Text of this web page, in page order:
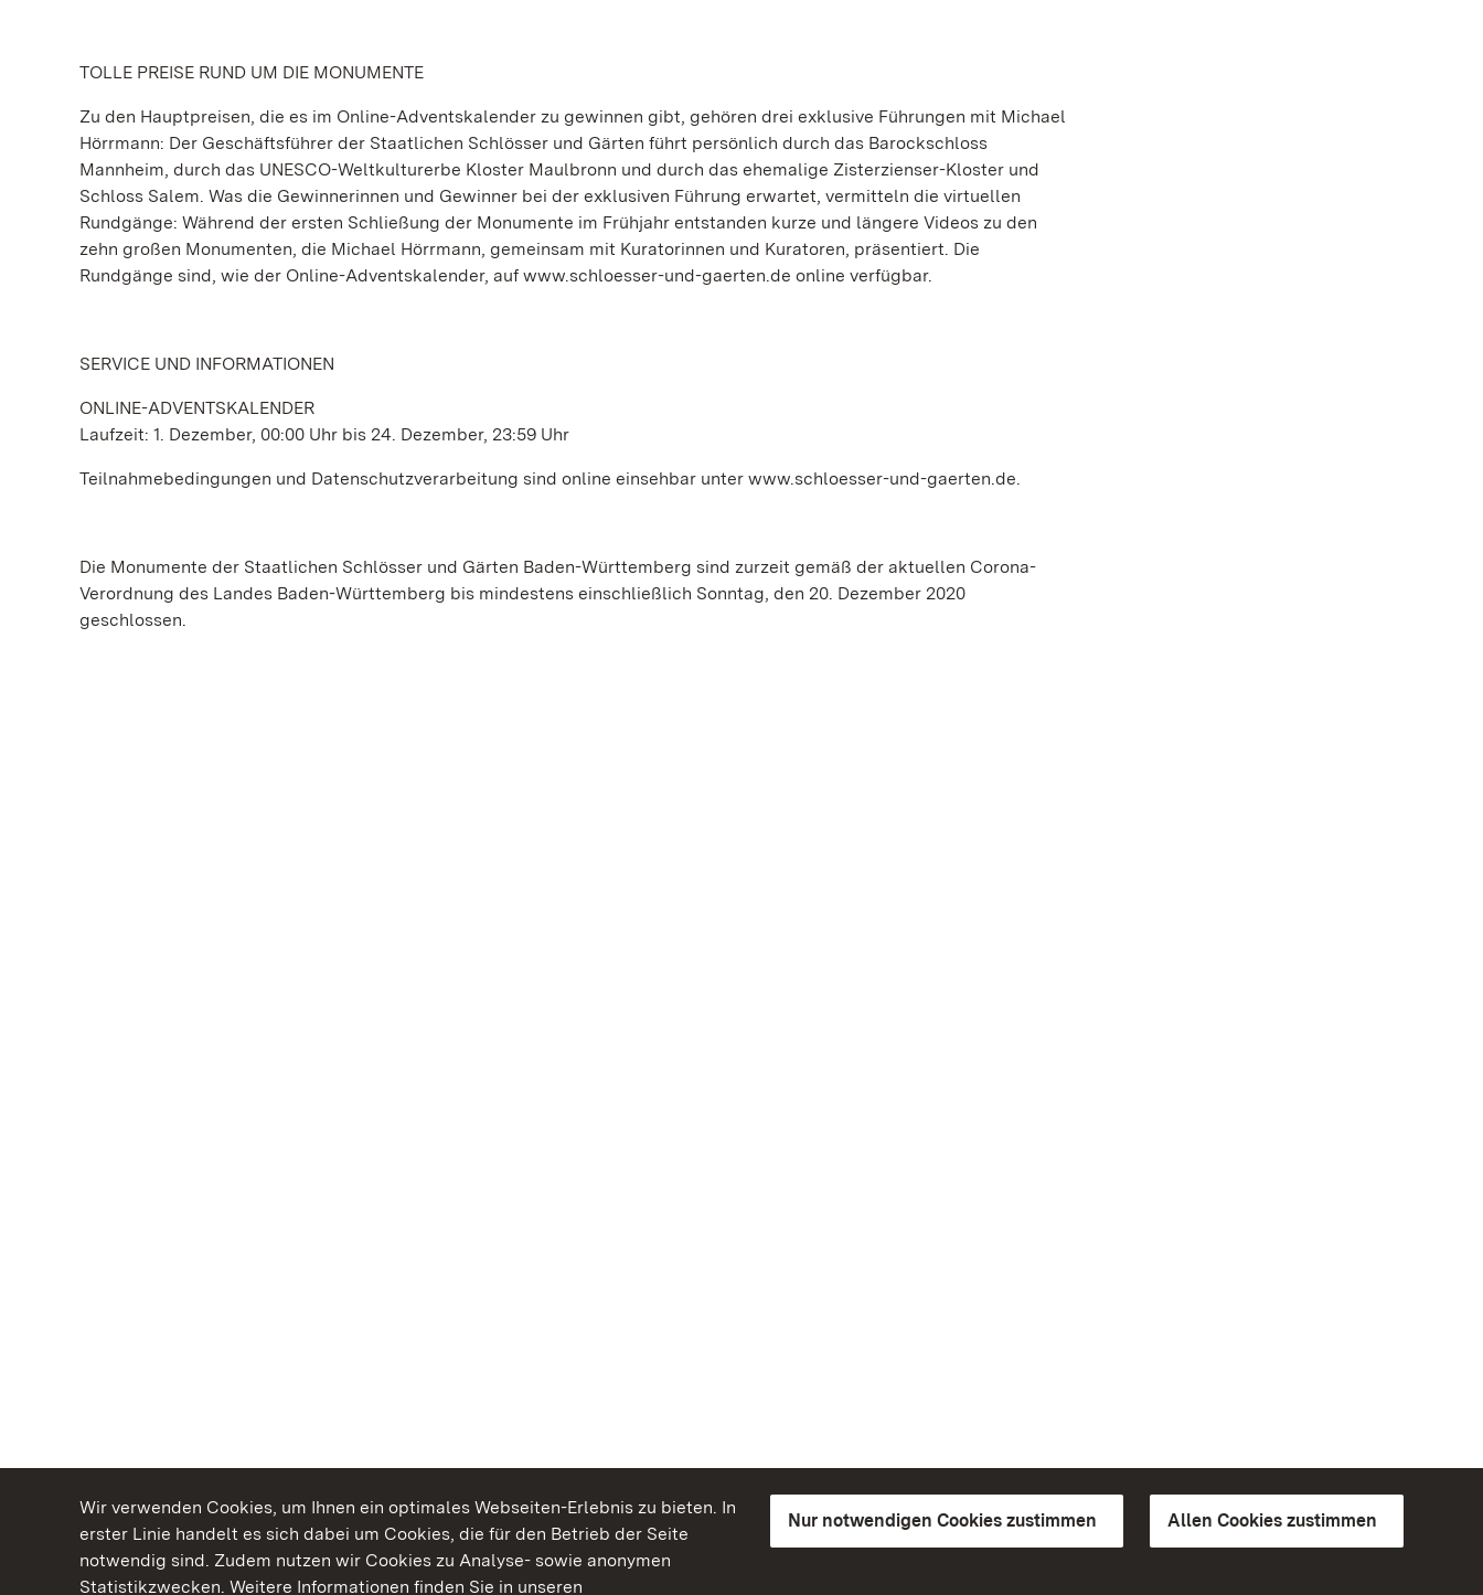
Wir verwenden Cookies, um Ihnen ein optimales Webseiten-Erlebnis zu bieten. In
erster Linie handelt es sich dabei um Cookies, die für den Betrieb der Seite
notwendig sind. Zudem nutzen wir Cookies zu Analyse- sowie anonymen
Statistikzwecken. Weitere Informationen finden Sie in unseren
Nur notwendigen Cookies zustimmen Allen Cookies zustimmen
TOLLE PREISE RUND UM DIE MONUMENTE
Zu den Hauptpreisen, die es im Online-Adventskalender zu gewinnen gibt, gehören drei exklusive Führungen mit Michael
Hörrmann: Der Geschäftsführer der Staatlichen Schlösser und Gärten führt persönlich durch das Barockschloss
Mannheim, durch das UNESCO-Weltkulturerbe Kloster Maulbronn und durch das ehemalige Zisterzienser-Kloster und
Schloss Salem. Was die Gewinnerinnen und Gewinner bei der exklusiven Führung erwartet, vermitteln die virtuellen
Rundgänge: Während der ersten Schließung der Monumente im Frühjahr entstanden kurze und längere Videos zu den
zehn großen Monumenten, die Michael Hörrmann, gemeinsam mit Kuratorinnen und Kuratoren, präsentiert. Die
Rundgänge sind, wie der Online-Adventskalender, auf www.schloesser-und-gaerten.de online verfügbar.
SERVICE UND INFORMATIONEN
ONLINE-ADVENTSKALENDER
Laufzeit: 1. Dezember, 00:00 Uhr bis 24. Dezember, 23:59 Uhr
Teilnahmebedingungen und Datenschutzverarbeitung sind online einsehbar unter www.schloesser-und-gaerten.de.
Die Monumente der Staatlichen Schlösser und Gärten Baden-Württemberg sind zurzeit gemäß der aktuellen Corona-
Verordnung des Landes Baden-Württemberg bis mindestens einschließlich Sonntag, den 20. Dezember 2020
geschlossen.